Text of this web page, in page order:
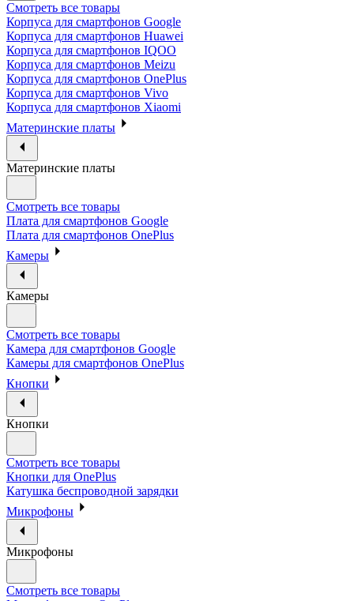
Смотреть все товары
Корпуса для смартфонов Google
Корпуса для смартфонов Huawei
Корпуса для смартфонов IQOO
Корпуса для смартфонов Meizu
Корпуса для смартфонов OnePlus
Корпуса для смартфонов Vivo
Корпуса для смартфонов Xiaomi
Материнские платы
Материнские платы
Смотреть все товары
Плата для смартфонов Google
Плата для смартфонов OnePlus
Камеры
Камеры
Смотреть все товары
Камера для смартфонов Google
Камеры для смартфонов OnePlus
Кнопки
Кнопки
Смотреть все товары
Кнопки для OnePlus
Катушка беспроводной зарядки
Микрофоны
Микрофоны
Смотреть все товары